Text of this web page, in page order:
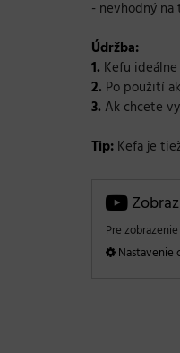
- nevhodný
Údržba:
1. Kefu
2. Po použití
3. Ak chcete
Tip: Kefa je
Pre
Nastavenie